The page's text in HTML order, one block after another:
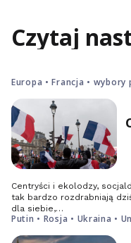
Czytaj
Europa • Francja •
Centryści i ekolodzy,
tak bardzo rozdrabniają
dla siebie,…
Putin • Rosja • Ukraina •